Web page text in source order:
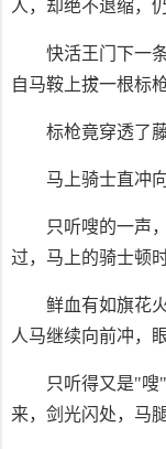
人，却绝不退缩，
快活王门下一
自马鞍上拔一根标
标枪竟穿透了
马上骑士直冲
只听嗖的一声
过，马上的骑士顿
鲜血有如旗花
人马继续向前冲，
只听得又是"嗖
来，剑光闪处，马